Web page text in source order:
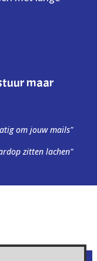
om jouw mails"
zitten lachen"